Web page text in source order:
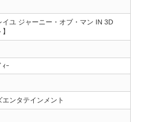
イユ ジャーニー・オブ・マン IN 3D
ｨｰ
ンタテインメント